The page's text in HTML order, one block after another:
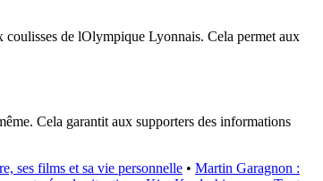
de lOlympique Lyonnais. Cela permet aux
Cela garantit aux supporters des informations
ses films et sa vie personnelle • Martin Garagnon :